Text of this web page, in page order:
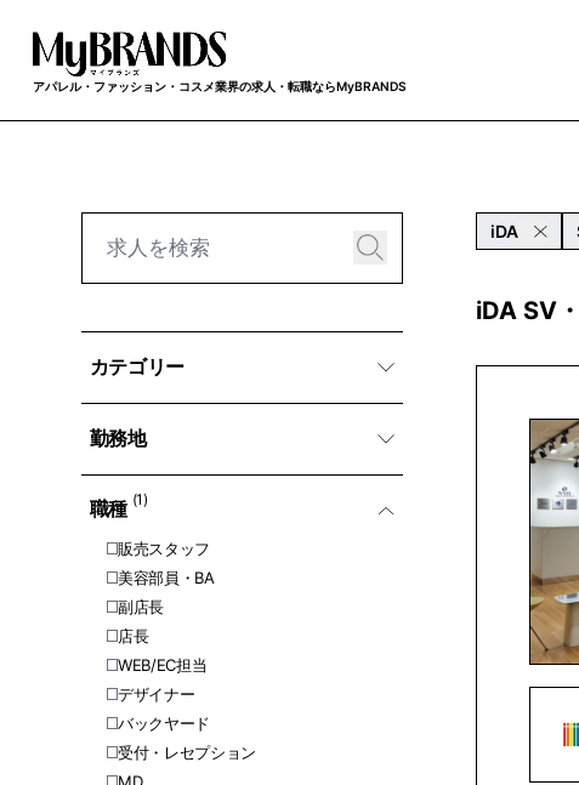
アパレル・ファッション・コスメ業界の求人・転職ならMyBRANDS
カテゴリー
勤務地
職種 (1)
販売スタッフ
美容部員・BA
副店長
店長
WEB/EC担当
デザイナー
バックヤード
受付・レセプション
iDA
iDA SV